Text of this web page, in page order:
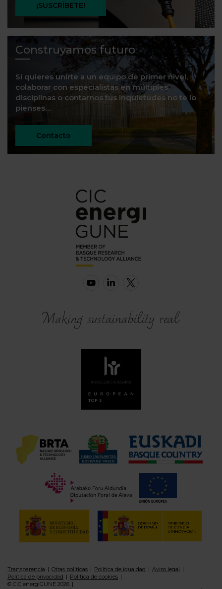
¡SUSCRÍBETE!
Construyamos futuro
Si quieres unirte a un equipo de primer nivel,
colaborar con especialistas en múltiples
disciplinas o contarnos tus inquietudes no te lo
pienses…
Contacto
Transparencia Otras politicas Política de igualdad
Aviso legal
Política de privacidad
Política de cookies
© CIC energiGUNE 2026